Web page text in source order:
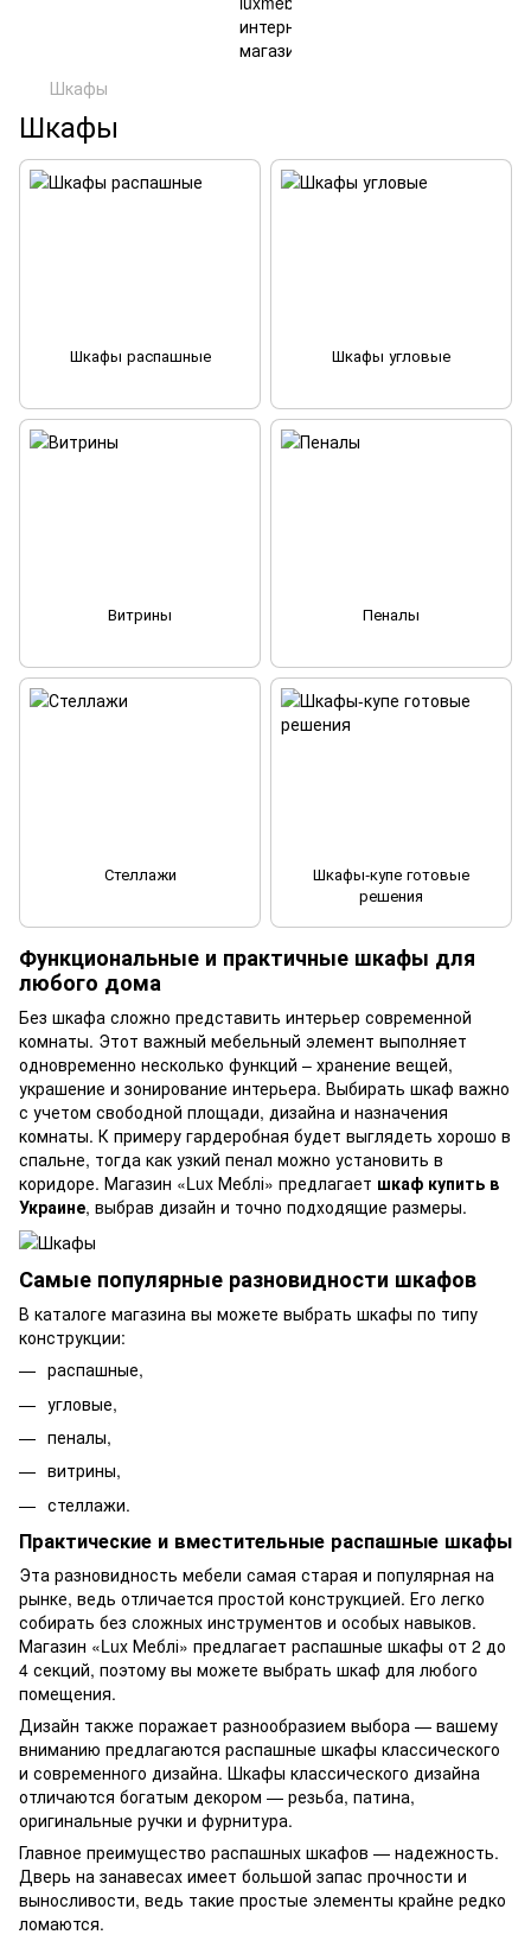
Шкафы
Шкафы
Функциональные и практичные шкафы для
любого дома
Без шкафа сложно представить интерьер современной
комнаты. Этот важный мебельный элемент выполняет
одновременно несколько функций – хранение вещей,
украшение и зонирование интерьера. Выбирать шкаф важно
с учетом свободной площади, дизайна и назначения
комнаты. К примеру гардеробная будет выглядеть хорошо в
спальне, тогда как узкий пенал можно установить в
коридоре. Магазин «Lux Меблі» предлагает шкаф купить в
Украине, выбрав дизайн и точно подходящие размеры.
Самые популярные разновидности шкафов
В каталоге магазина вы можете выбрать шкафы по типу
конструкции:
распашные,
угловые,
пеналы,
витрины,
стеллажи.
Практические и вместительные распашные шкафы
Эта разновидность мебели самая старая и популярная на
рынке, ведь отличается простой конструкцией. Его легко
собирать без сложных инструментов и особых навыков.
Магазин «Lux Меблі» предлагает распашные шкафы от 2 до
4 секций, поэтому вы можете выбрать шкаф для любого
помещения.
Дизайн также поражает разнообразием выбора — вашему
вниманию предлагаются распашные шкафы классического
и современного дизайна. Шкафы классического дизайна
отличаются богатым декором — резьба, патина,
оригинальные ручки и фурнитура.
Главное преимущество распашных шкафов — надежность.
Дверь на занавесах имеет большой запас прочности и
выносливости, ведь такие простые элементы крайне редко
ломаются.
Шкафы распашные Шкафы угловые
Витрины Пеналы
Стеллажи
Шкафы-купе готовые
решения